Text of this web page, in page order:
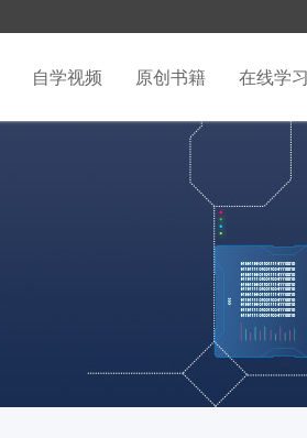
自学视频 原创书籍 在线学